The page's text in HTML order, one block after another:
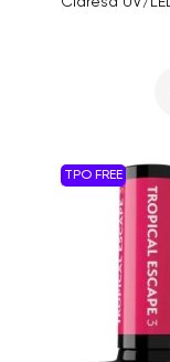
TPO FREE